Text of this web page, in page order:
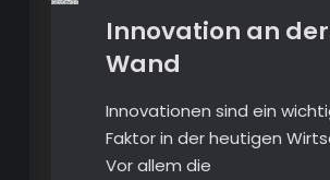
Innovation an der
Wand
Innovationen sind ein
Faktor in der heutigen
Vor allem die